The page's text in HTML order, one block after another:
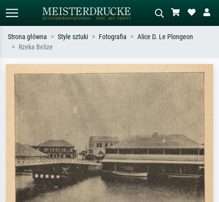
Szukaj wg artysty, tytułu lub stylu – np.
Monet, Gwiaździsta noc,
impresjonizm, fala Hokusaia, akt.
Opisz scenę – np. zielona łąka,
abstrakcja z czerwienią, ciemny olej,
stojący akt obok drzewa.
Strona główna Style sztuki Fotografia
Alice D. Le Plongeon
Rzeka Belize